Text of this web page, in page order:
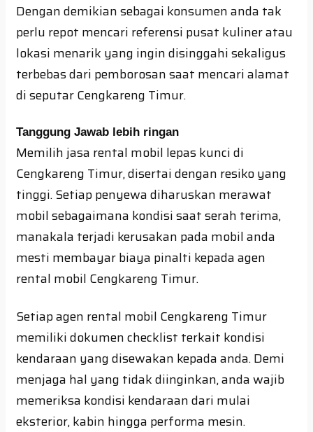
Dengan demikian sebagai konsumen anda tak
perlu repot mencari referensi pusat kuliner atau
lokasi menarik yang ingin disinggahi sekaligus
terbebas dari pemborosan saat mencari alamat
di seputar Cengkareng Timur.
Tanggung Jawab lebih ringan
Memilih jasa rental mobil lepas kunci di
Cengkareng Timur, disertai dengan resiko yang
tinggi. Setiap penyewa diharuskan merawat
mobil sebagaimana kondisi saat serah terima,
manakala terjadi kerusakan pada mobil anda
mesti membayar biaya pinalti kepada agen
rental mobil Cengkareng Timur.
Setiap agen rental mobil Cengkareng Timur
memiliki dokumen checklist terkait kondisi
kendaraan yang disewakan kepada anda. Demi
menjaga hal yang tidak diinginkan, anda wajib
memeriksa kondisi kendaraan dari mulai
eksterior, kabin hingga performa mesin.